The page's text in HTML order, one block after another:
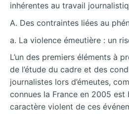
inhérentes au travail
A. Des contraintes liées au
a. La violence émeutière : un
L’un des premiers éléments à
de l’étude du cadre et des
journalistes lors d’émeutes,
connues la France en 2005 est
caractère violent de ces